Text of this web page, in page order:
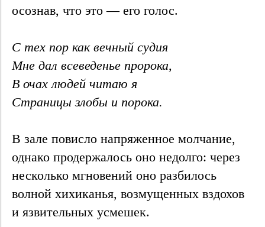
осознав, что это — его голос.
С тех пор как вечный судия
Мне дал всеведенье пророка,
В очах людей читаю я
Страницы злобы и порока.
В зале повисло напряженное молчание,
однако продержалось оно недолго: через
несколько мгновений оно разбилось
волной хихиканья, возмущенных вздохов
и язвительных усмешек.